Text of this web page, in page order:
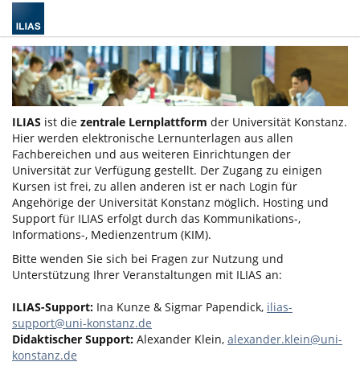
ILIAS ist die zentrale Lernplattform der Universität Konstanz.
Hier werden elektronische Lernunterlagen aus allen
Fachbereichen und aus weiteren Einrichtungen der
Universität zur Verfügung gestellt. Der Zugang zu einigen
Kursen ist frei, zu allen anderen ist er nach Login für
Angehörige der Universität Konstanz möglich. Hosting und
Support für ILIAS erfolgt durch das Kommunikations-,
Informations-, Medienzentrum (KIM).
Bitte wenden Sie sich bei Fragen zur Nutzung und
Unterstützung Ihrer Veranstaltungen mit ILIAS an:
ILIAS-Support: Ina Kunze & Sigmar Papendick, ilias-
support@uni-konstanz.de
Didaktischer Support: Alexander Klein, alexander.klein@uni-
konstanz.de